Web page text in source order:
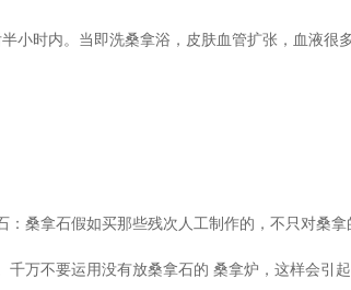
小时内。当即洗桑拿浴，皮肤血管扩张，血液很
桑拿石假如买那些残次人工制作的，不只对桑
万不要运用没有放桑拿石的 桑拿炉，这样会引